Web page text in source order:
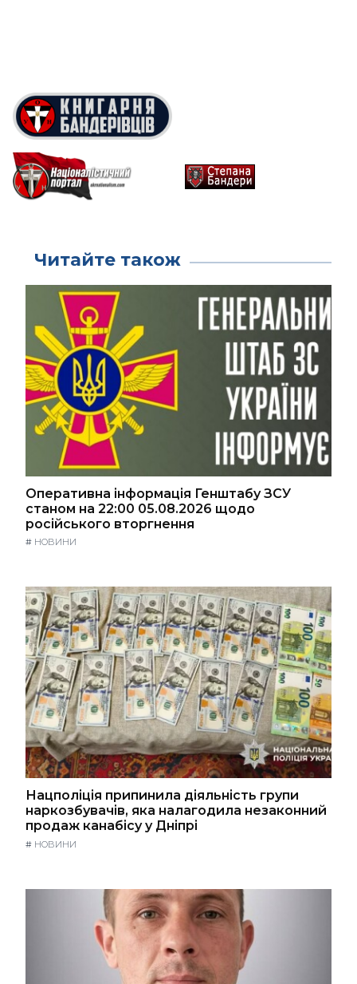
Читайте також
Оперативна інформація Генштабу ЗСУ
станом на 22:00 05.08.2026 щодо
російського вторгнення
# НОВИНИ
Нацполіція припинила діяльність групи
наркозбувачів, яка налагодила незаконний
продаж канабісу у Дніпрі
# НОВИНИ